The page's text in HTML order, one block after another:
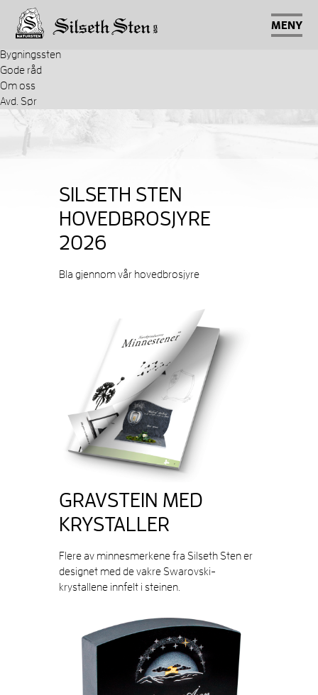
MENY
Gravsteiner
Stenbygger
Tilbehør
Bygningssten
Gode råd
Om oss
Avd. Sør
SILSETH STEN
HOVEDBROSJYRE
2026
Bla gjennom vår hovedbrosjyre
GRAVSTEIN MED
KRYSTALLER
Flere av minnesmerkene fra Silseth Sten er
designet med de vakre Swarovski-
krystallene innfelt i steinen.